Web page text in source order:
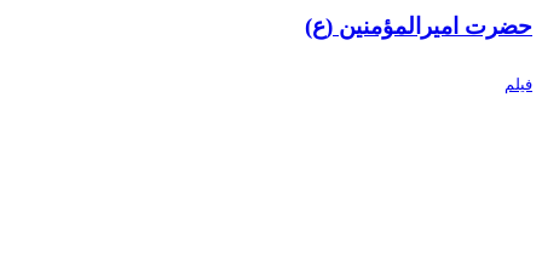
حضرت امیرالمؤمنین (ع)
فیلم